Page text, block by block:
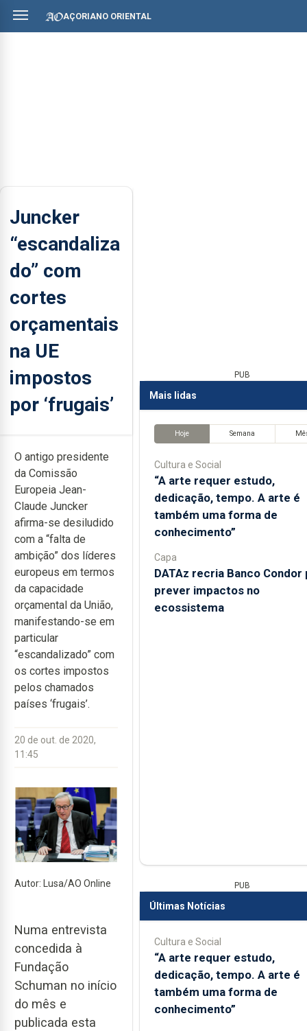
AÇORIANO ORIENTAL
Juncker
“escandaliza
do” com
cortes
orçamentais
na UE
impostos
por ‘frugais’
O antigo presidente
da Comissão
Europeia Jean-
Claude Juncker
afirma-se desiludido
com a “falta de
ambição” dos líderes
europeus em termos
da capacidade
orçamental da União,
manifestando-se em
particular
“escandalizado” com
os cortes impostos
pelos chamados
países ‘frugais’.
20 de out. de 2020,
11:45
Autor: Lusa/AO Online
Numa entrevista
concedida à
Fundação
Schuman no início
do mês e
publicada esta
PUB
Mais lidas
Hoje Semana
Cultura e Social
“A arte requer estudo,
dedicação, tempo. A arte é
também uma forma de
conhecimento”
Capa
DATAz recria Banco Condor
prever impactos no
ecossistema
PUB
Últimas Notícias
Cultura e Social
“A arte requer estudo,
dedicação, tempo. A arte é
também uma forma de
conhecimento”